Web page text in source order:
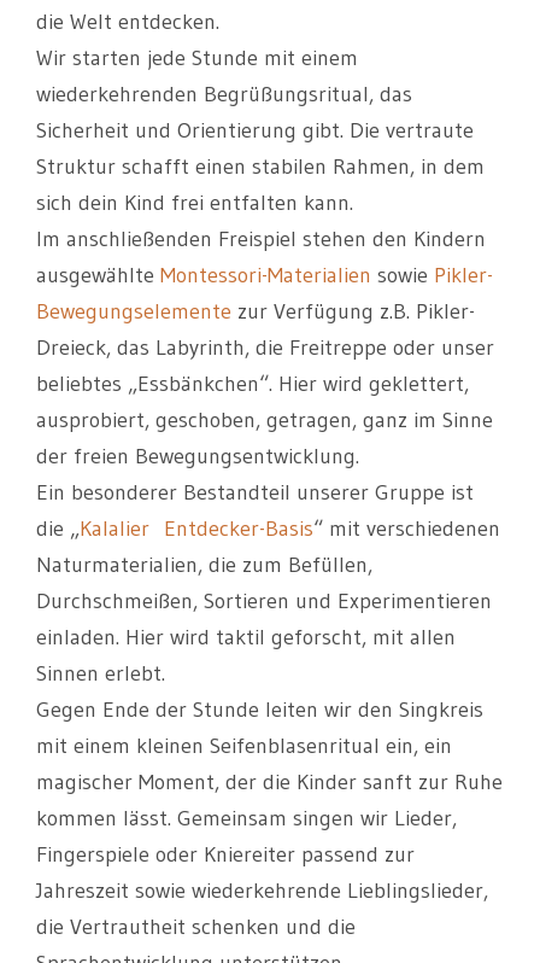
die Welt entdecken.
Wir starten jede Stunde mit einem
wiederkehrenden Begrüßungsritual, das
Sicherheit und Orientierung gibt. Die vertraute
Struktur schafft einen stabilen Rahmen, in dem
sich dein Kind frei entfalten kann.
Im anschließenden Freispiel stehen den Kindern
ausgewählte Montessori-Materialien sowie Pikler-
Bewegungselemente zur Verfügung z.B. Pikler-
Dreieck, das Labyrinth, die Freitreppe oder unser
beliebtes „Essbänkchen“. Hier wird geklettert,
ausprobiert, geschoben, getragen, ganz im Sinne
der freien Bewegungsentwicklung.
Ein besonderer Bestandteil unserer Gruppe ist
die „Kalalier Entdecker-Basis“ mit verschiedenen
Naturmaterialien, die zum Befüllen,
Durchschmeißen, Sortieren und Experimentieren
einladen. Hier wird taktil geforscht, mit allen
Sinnen erlebt.
Gegen Ende der Stunde leiten wir den Singkreis
mit einem kleinen Seifenblasenritual ein, ein
magischer Moment, der die Kinder sanft zur Ruhe
kommen lässt. Gemeinsam singen wir Lieder,
Fingerspiele oder Kniereiter passend zur
Jahreszeit sowie wiederkehrende Lieblingslieder,
die Vertrautheit schenken und die